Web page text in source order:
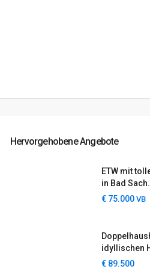
Hervorgehobene Angebote
ETW mit
in Bad
€ 75.000 VB
idyllischen
€ 89.500
Geschäftsbereiche
Immobilien - diese Seite)
DeGiMa-Invest für